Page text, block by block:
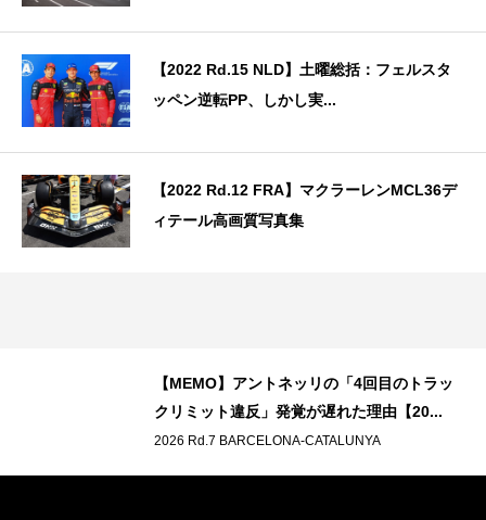
【2022 Rd.15 NLD】土曜総括：フェルスタ
ッペン逆転PP、しかし実...
【2022 Rd.12 FRA】マクラーレンMCL36デ
ィテール高画質写真集
【MEMO】アントネッリの「4回目のトラッ
クリミット違反」発覚が遅れた理由【20...
2026 Rd.7 BARCELONA-CATALUNYA